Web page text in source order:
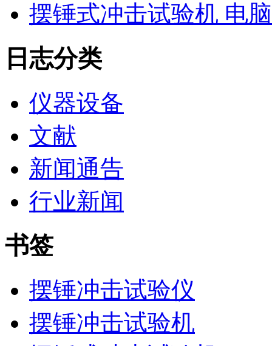
摆锤式冲击试验机 电
日志分类
仪器设备
文献
新闻通告
行业新闻
书签
摆锤冲击试验仪
摆锤冲击试验机